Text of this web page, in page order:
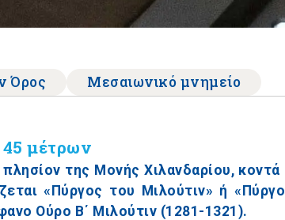
Όρος Μεσαιωνικό μνημείο
μέτρων
της Μονής Χιλανδαρίου, κοντά
«Πύργος του Μιλούτιν» ή
Ούρο Β΄ Μιλούτιν (1281-1321).